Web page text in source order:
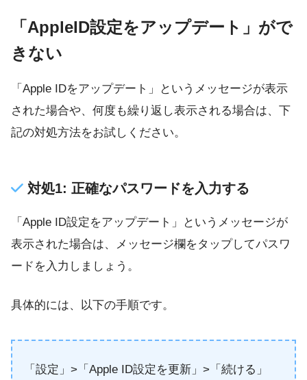
「AppleID設定をアップデート」がで
きない
「Apple IDをアップデート」というメッセージが表示
された場合や、何度も繰り返し表示される場合は、下
記の対処方法をお試しください。
対処1: 正確なパスワードを入力する
「Apple ID設定をアップデート」というメッセージが
表示された場合は、メッセージ欄をタップしてパスワ
ードを入力しましょう。
具体的には、以下の手順です。
「設定」>「Apple ID設定を更新」>「続ける」